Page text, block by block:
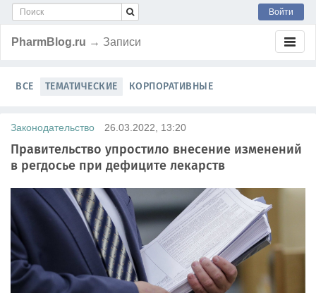
Войти
PharmBlog.ru → Записи
ВСЕ ТЕМАТИЧЕСКИЕ КОРПОРАТИВНЫЕ
Законодательство 26.03.2022, 13:20
Правительство упростило внесение изменений
в регдосье при дефиците лекарств